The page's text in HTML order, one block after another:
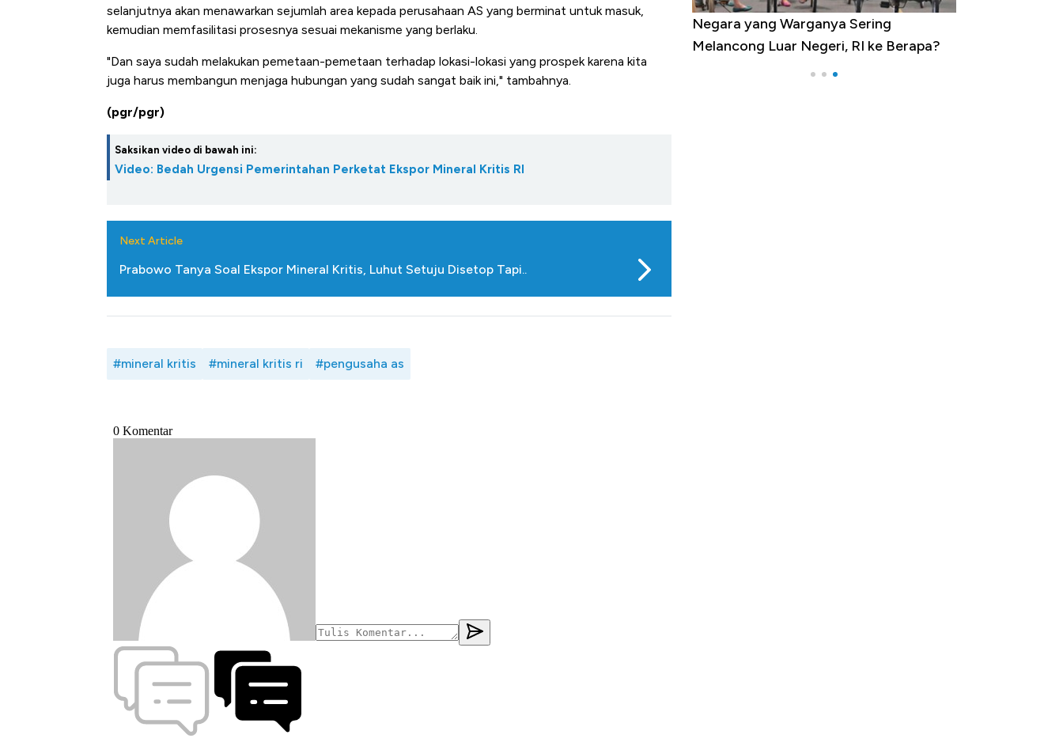
selanjutnya akan menawarkan sejumlah area kepada perusahaan AS yang berminat untuk masuk,
kemudian memfasilitasi prosesnya sesuai mekanisme yang berlaku.
"Dan saya sudah melakukan pemetaan-pemetaan terhadap lokasi-lokasi yang prospek karena kita
juga harus membangun menjaga hubungan yang sudah sangat baik ini," tambahnya.
(pgr/pgr)
Saksikan video di bawah ini:
Video: Bedah Urgensi Pemerintahan Perketat Ekspor Mineral Kritis RI
Next Article
Prabowo Tanya Soal Ekspor Mineral Kritis, Luhut Setuju Disetop Tapi..
#mineral kritis #mineral kritis ri #pengusaha as
Begini Cara Korsel atasi Panas Tanpa AC
Daftar Sungai Terpanjang di Dunia,
Negara yang Warganya Sering
Melancong Luar Negeri, RI ke Berapa?